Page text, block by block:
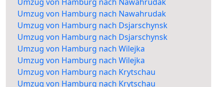
Umzug von Hamburg nach Nawahrudak
Umzug von Hamburg nach Dsjarschynsk
Umzug von Hamburg nach Dsjarschynsk
Umzug von Hamburg nach Wilejka
Umzug von Hamburg nach Wilejka
Umzug von Hamburg nach Krytschau
Umzug von Hamburg nach Krytschau